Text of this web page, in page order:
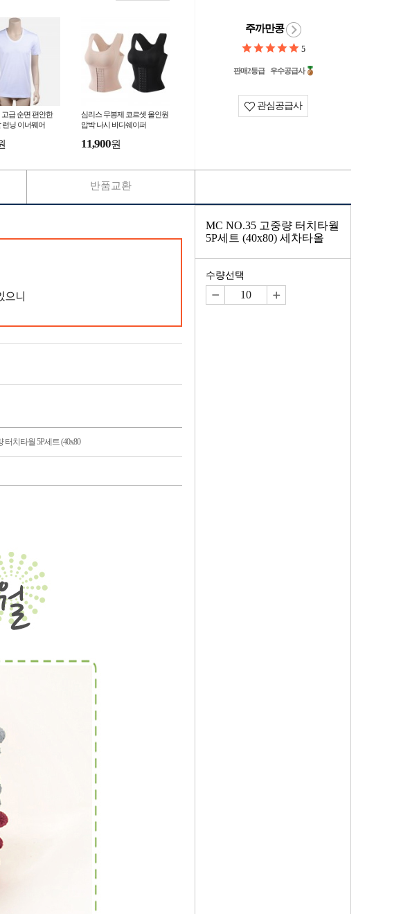
고급 순면 편안한
런닝 이너웨어
심리스 무봉제 코르셋 올인원
압박 나시 바디쉐이퍼
11,900원
주까만콩
5
판매2등급 우수공급사
관심공급사
터치타월 5P세트 (40x80
반품교환
MC NO.35 고중량 터치타월
5P세트 (40x80) 세차타올
수량선택